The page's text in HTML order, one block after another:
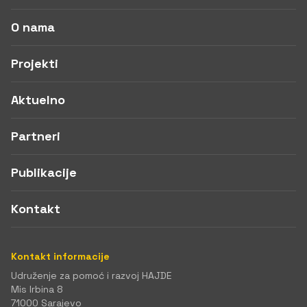
O nama
Projekti
Aktuelno
Partneri
Publikacije
Kontakt
Kontakt informacije
Udruženje za pomoć i razvoj HAJDE
Mis Irbina 8
71000 Sarajevo